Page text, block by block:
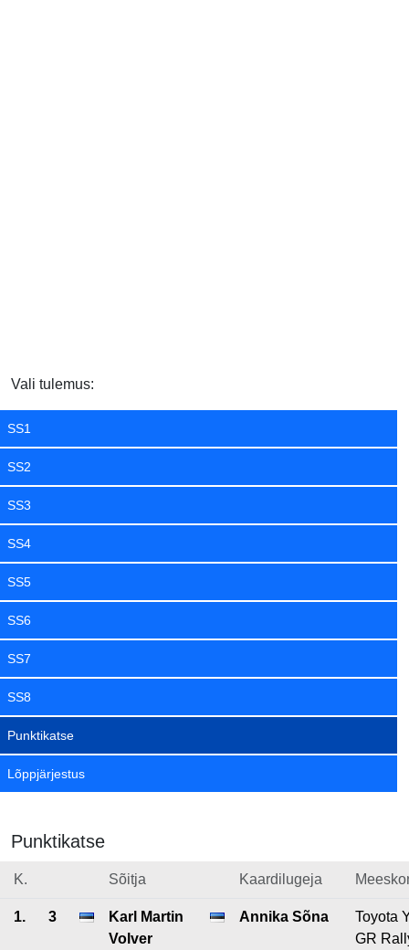
Vali tulemus:
SS1
SS2
SS3
SS4
SS5
SS6
SS7
SS8
Punktikatse
Lõppjärjestus
Punktikatse
K. Sõitja Kaardilugeja
1. 3
Karl Martin
Volver
Annika Sõna
Toyota
GR